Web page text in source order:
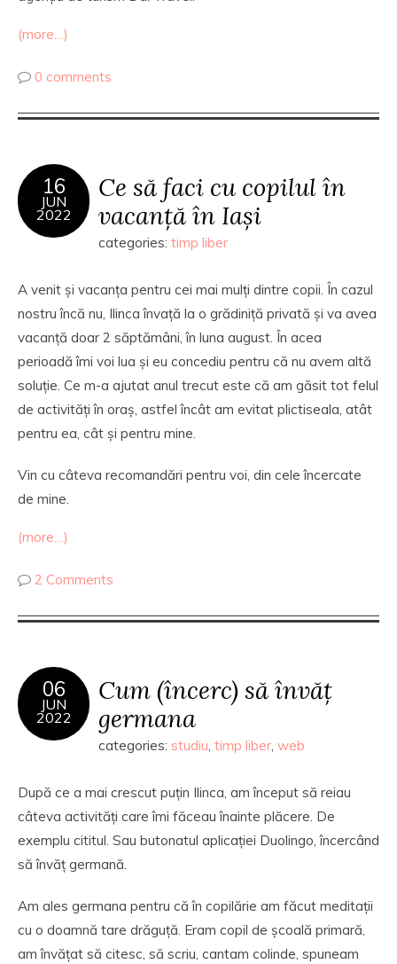
(more…)
0 comments
16
JUN
2022
Ce să faci cu copilul în
vacanță în Iași
categories: timp liber
A venit și vacanța pentru cei mai mulți dintre copii. În cazul
nostru încă nu, Ilinca învață la o grădiniță privată și va avea
vacanță doar 2 săptămâni, în luna august. În acea
perioadă îmi voi lua și eu concediu pentru că nu avem altă
soluție. Ce m-a ajutat anul trecut este că am găsit tot felul
de activități în oraș, astfel încât am evitat plictiseala, atât
pentru ea, cât și pentru mine.
Vin cu câteva recomandări pentru voi, din cele încercate
de mine.
(more…)
2 Comments
06
JUN
2022
Cum (încerc) să învăț
germana
categories: studiu timp liber web
După ce a mai crescut puțin Ilinca, am început să reiau
câteva activități care îmi făceau înainte plăcere. De
exemplu cititul. Sau butonatul aplicației Duolingo, încercând
să învăț germană.
Am ales germana pentru că în copilărie am făcut meditații
cu o doamnă tare drăguță. Eram copil de școală primară,
am învățat să citesc, să scriu, cantam colinde, spuneam